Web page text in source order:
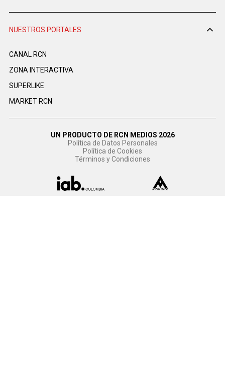
NUESTROS PORTALES
CANAL RCN
ZONA INTERACTIVA
SUPERLIKE
MARKET RCN
UN PRODUCTO DE RCN MEDIOS 2026
Política de Datos Personales
Política de Cookies
Términos y Condiciones